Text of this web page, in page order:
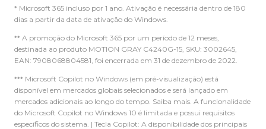
* Microsoft 365 incluso por 1 ano. Ativação é necessária dentro de 180
dias a partir da data de ativação do Windows.
** A promoção do Microsoft 365 por um período de 12 meses,
destinada ao produto MOTION GRAY C4240G-15, SKU: 3002645,
EAN: 7908068804581, foi encerrada em 31 de dezembro de 2022.
*** Microsoft Copilot no Windows (em pré-visualização) está
disponível em mercados globais selecionados e será lançado em
mercados adicionais ao longo do tempo. Saiba mais. A funcionalidade
do Microsoft Copilot no Windows 10 é limitada e possui requisitos
específicos do sistema. | Tecla Copilot: A disponibilidade dos principais